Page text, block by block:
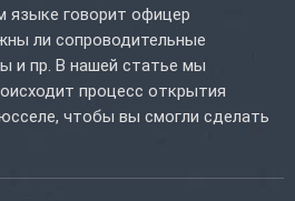
языке говорит офицер
ли сопроводительные
и пр. В нашей статье мы
процесс открытия
чтобы вы смогли сделать